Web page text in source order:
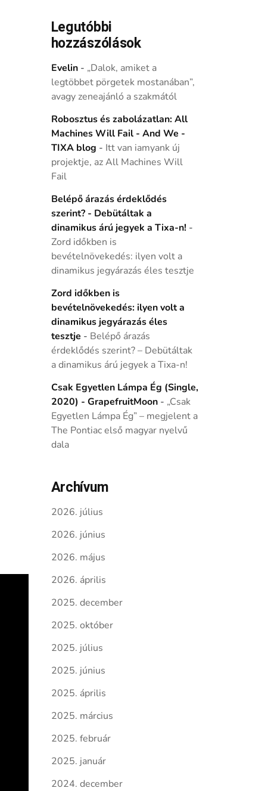
Legutóbbi
hozzászólások
Evelin- „Dalok, amiket a
legtöbbet pörgetek mostanában”,
avagy zeneajánló a szakmától
Robosztus és zabolázatlan: All
Machines Will Fail - And We -
TIXA blog - Itt van iamyank új
projektje, az All Machines Will
Fail
Belépő árazás érdeklődés
szerint? - Debütáltak a
dinamikus árú jegyek a Tixa-n! -
Zord időkben is
bevételnövekedés: ilyen volt a
dinamikus jegyárazás éles tesztje
Zord időkben is
bevételnövekedés: ilyen volt a
dinamikus jegyárazás éles
tesztje - Belépő árazás
érdeklődés szerint? – Debütáltak
a dinamikus árú jegyek a Tixa-n!
Csak Egyetlen Lámpa Ég (Single,
2020) - GrapefruitMoon- „Csak
Egyetlen Lámpa Ég” – megjelent a
The Pontiac első magyar nyelvű
dala
Archívum
2026. július
2026. június
2026. május
2026. április
2025. december
2025. október
2025. július
2025. június
2025. április
2025. március
2025. február
2025. január
2024. december